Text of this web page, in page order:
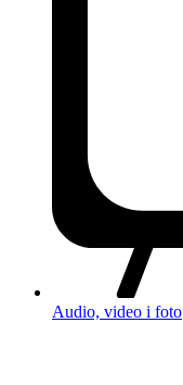
Audio, video i foto